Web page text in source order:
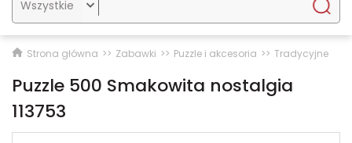

Strona główna Zabawki Puzzle i akcesoria Tradycyjne
Puzzle 500 Smakowita nostalgia
113753